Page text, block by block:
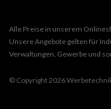
Alle Preise in unserem
Unsere Angebote gelten für
Verwaltungen, Gewerbe und
© Copyright 2026